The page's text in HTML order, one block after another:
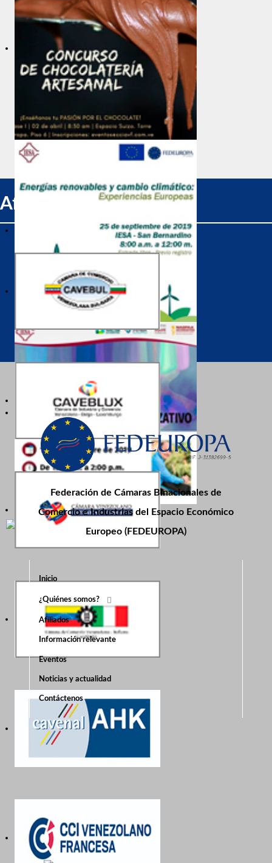
Afiliados
Federación de Cámaras Binacionales de
Comercio e Industrias del Espacio Económico
Europeo (FEDEUROPA)
Inicio
¿Quiénes somos?
Afiliados
Información relevante
Eventos
Noticias y actualidad
Contáctenos